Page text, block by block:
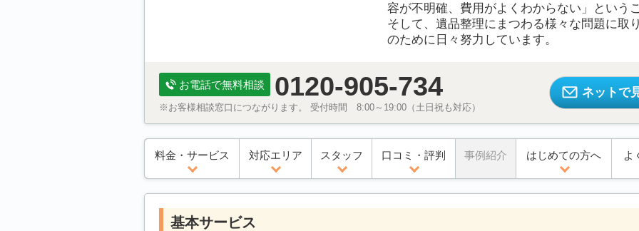
容が不明確、費用がよくわからない」という
そして、遺品整理にまつわる様々な問題に取
のために日々努力しています。
お電話で無料相談 0120-905-734
※お客様相談窓口につながります。 受付時間 8:00～19:00（土日祝も対応）
ネットで
料金・サービス 対応エリア スタッフ 口コミ・評判 事例紹介 はじめての方へ よ
基本サービス